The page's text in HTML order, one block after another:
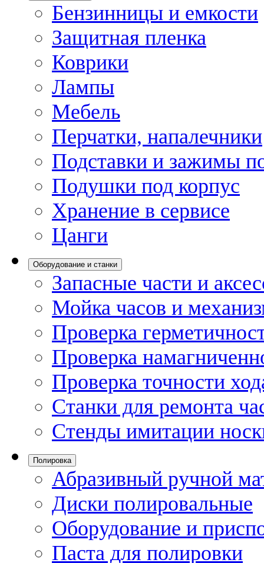
Бензинницы и емкости
Защитная пленка
Коврики
Лампы
Мебель
Перчатки, напалечники
Подставки и зажимы
Подушки под корпус
Хранение в сервисе
Цанги
Оборудование и станки
Запасные части и
Мойка часов и
Проверка
Проверка
Проверка точности
Станки для ремонта
Стенды имитации
Полировка
Абразивный ручной
Диски полировальные
Оборудование и
Паста для полировки